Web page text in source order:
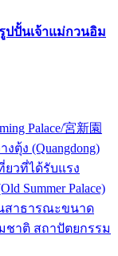
ปปั้นเจ้าแม่กวนอิม
Palace/宮新園
ตุ้ง (Quangdong)
ยวที่ได้รับแรง
Summer Palace)
สาธารณะขนาด
ชาติ สถาปัตยกรรม